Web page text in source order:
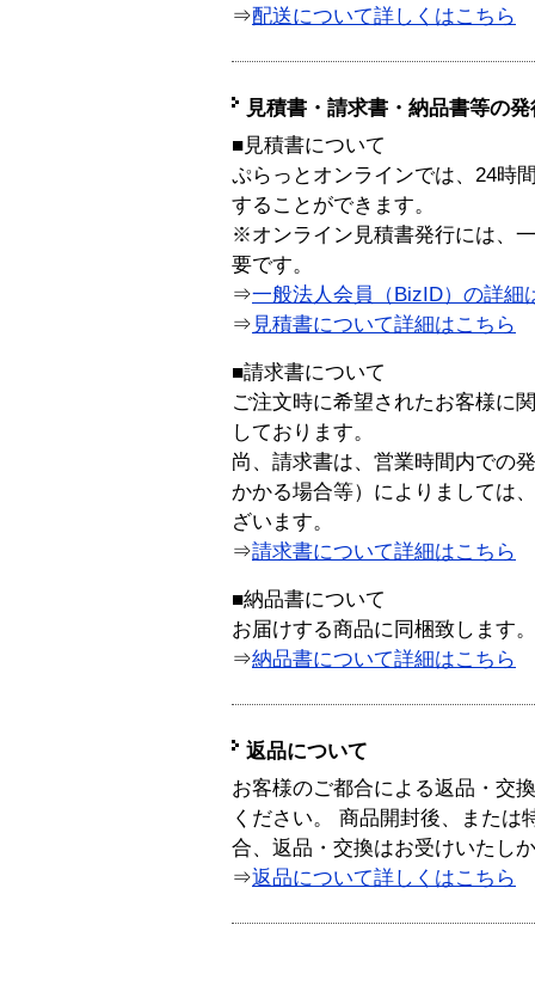
⇒配送について詳しくはこちら
見積書・請求書・納品書等の
■見積書について
ぷらっとオンラインでは、24時
することができます。
※オンライン見積書発行には、
要です。
⇒一般法人会員（BizID）の詳細
⇒ 見積書について詳細はこちら
■請求書について
ご注文時に希望されたお客様に
しております。
尚、請求書は、営業時間内での
かかる場合等）によりましては
ざいます。
⇒請求書について詳細はこちら
■納品書について
お届けする商品に同梱致します。
⇒納品書について詳細はこちら
返品について
お客様のご都合による返品・交
ください。 商品開封後、または
合、返品・交換はお受けいたし
⇒返品について詳しくはこちら